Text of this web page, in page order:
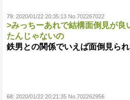
79: 2020/01/22 20:35:13 No.702267022
>みっちーあれで結構面倒見が良
たんじゃないの
鉄男との関係でいえば面倒見ら
68: 2020/01/22 20:21:35 No.702262956